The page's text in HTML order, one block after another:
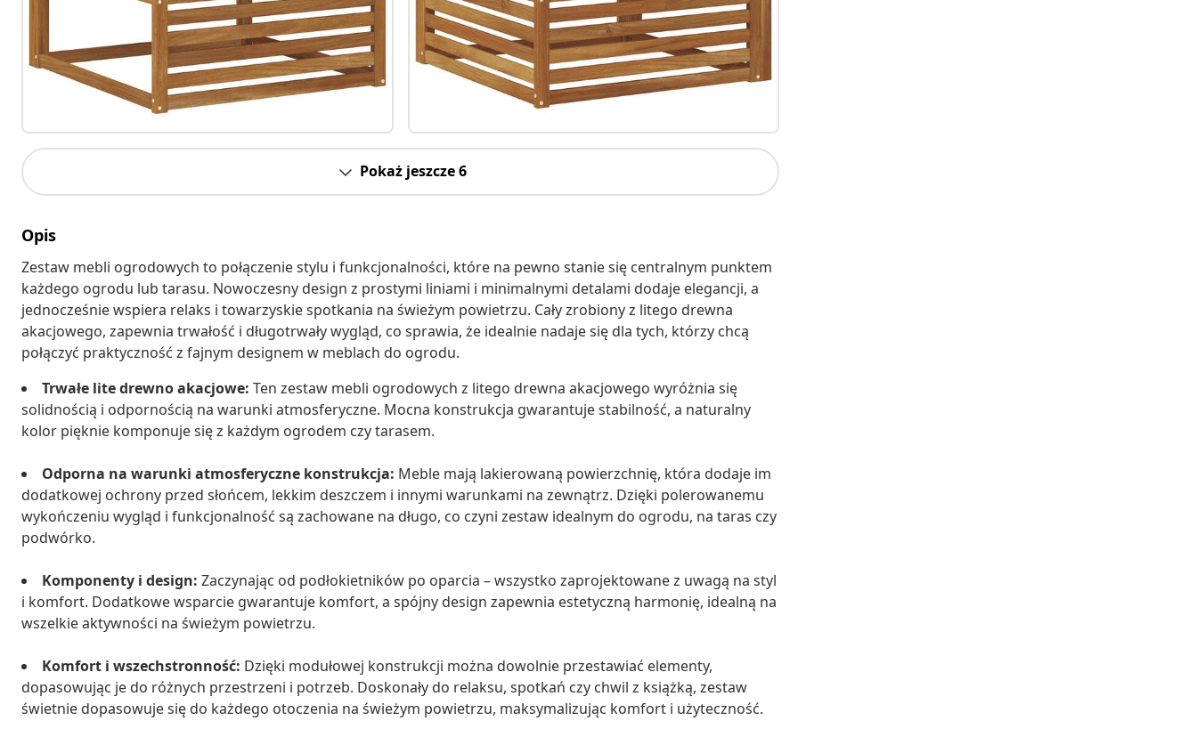
Pokaż jeszcze 6
Opis
Zestaw mebli ogrodowych to połączenie stylu i funkcjonalności, które na pewno stanie się centralnym punktem
każdego ogrodu lub tarasu. Nowoczesny design z prostymi liniami i minimalnymi detalami dodaje elegancji, a
jednocześnie wspiera relaks i towarzyskie spotkania na świeżym powietrzu. Cały zrobiony z litego drewna
akacjowego, zapewnia trwałość i długotrwały wygląd, co sprawia, że idealnie nadaje się dla tych, którzy chcą
połączyć praktyczność z fajnym designem w meblach do ogrodu.
Trwałe lite drewno akacjowe: Ten zestaw mebli ogrodowych z litego drewna akacjowego wyróżnia się
solidnością i odpornością na warunki atmosferyczne. Mocna konstrukcja gwarantuje stabilność, a naturalny
kolor pięknie komponuje się z każdym ogrodem czy tarasem.
Odporna na warunki atmosferyczne konstrukcja: Meble mają lakierowaną powierzchnię, która dodaje im
dodatkowej ochrony przed słońcem, lekkim deszczem i innymi warunkami na zewnątrz. Dzięki polerowanemu
wykończeniu wygląd i funkcjonalność są zachowane na długo, co czyni zestaw idealnym do ogrodu, na taras czy
podwórko.
Komponenty i design: Zaczynając od podłokietników po oparcia – wszystko zaprojektowane z uwagą na styl
i komfort. Dodatkowe wsparcie gwarantuje komfort, a spójny design zapewnia estetyczną harmonię, idealną na
wszelkie aktywności na świeżym powietrzu.
Komfort i wszechstronność: Dzięki modułowej konstrukcji można dowolnie przestawiać elementy,
dopasowując je do różnych przestrzeni i potrzeb. Doskonały do relaksu, spotkań czy chwil z książką, zestaw
świetnie dopasowuje się do każdego otoczenia na świeżym powietrzu, maksymalizując komfort i użyteczność.